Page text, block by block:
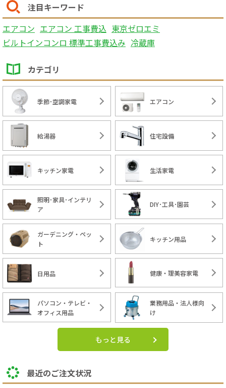
注目キーワード
エアコン エアコン 工事費込 東京ゼロエミ
ビルトインコンロ 標準工事費込み 冷蔵庫
カテゴリ
季節･空調家電 エアコン
給湯器 住宅設備
キッチン家電 生活家電
照明･家具･インテリ
ア
DIY･工具･園芸
ガーデニング・ペッ
ト
キッチン用品
日用品 健康・理美容家電
パソコン・テレビ・
オフィス用品
業務用品・法人様向
け
もっと見る
最近のご注文状況